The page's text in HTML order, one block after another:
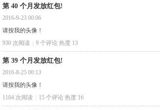
网
第 40 个月发放红包!
2016-9-23 00:06
请按我的头像！
930 次阅读
9 个评论 热度 13
第 39 个月发放红包!
2016-8-25 00:13
请按我的头像！
1104 次阅读
15 个评论 热度 16